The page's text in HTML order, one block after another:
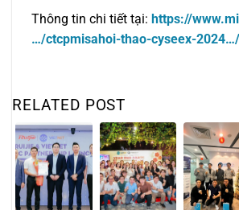
Thông tin chi tiết tại: https://
…/ctcpmisahoi-thao-cyseex-2024…/
RELATED POST